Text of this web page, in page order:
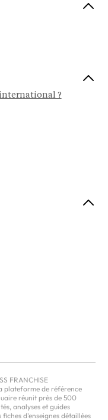
?
FRANCHISE
plateforme de référence
réunit près de 500
analyses et guides
d'enseignes détaillées